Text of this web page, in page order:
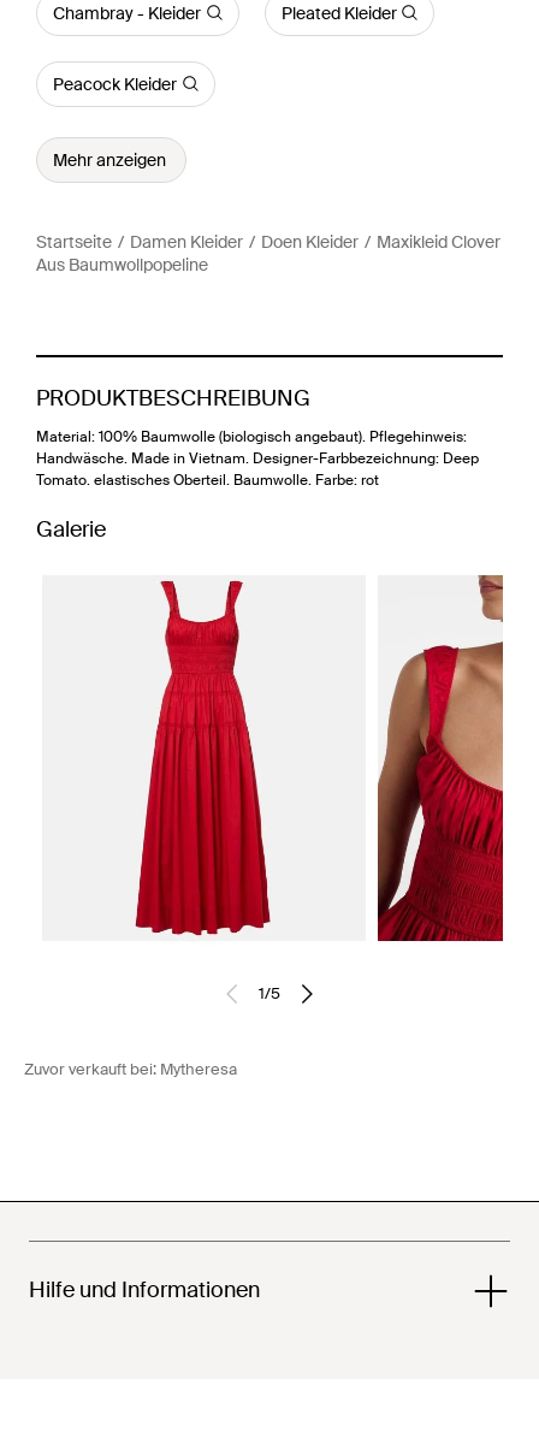
Chambray - Kleider Pleated Kleider
Peacock Kleider
Mehr anzeigen
Startseite Damen Kleider Doen Kleider
Maxikleid Clover
Aus Baumwollpopeline
PRODUKTBESCHREIBUNG
Material: 100% Baumwolle (biologisch angebaut). Pflegehinweis:
Handwäsche. Made in Vietnam. Designer-Farbbezeichnung: Deep
Tomato. elastisches Oberteil. Baumwolle. Farbe: rot
Galerie
1/5
Zuvor verkauft bei: Mytheresa
Hilfe und Informationen